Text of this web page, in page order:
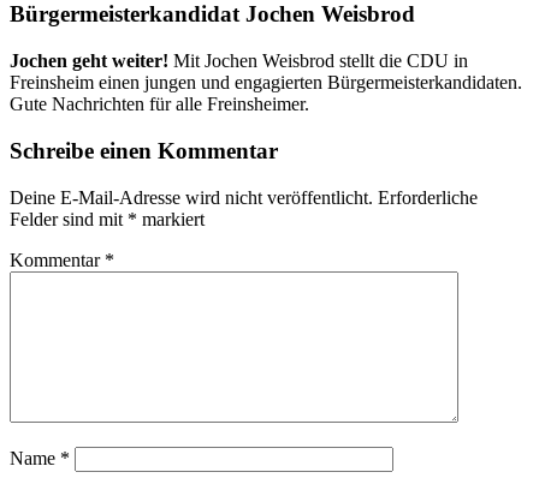
Bürgermeisterkandidat Jochen Weisbrod
Jochen geht weiter! Mit Jochen Weisbrod stellt die CDU in
Freinsheim einen jungen und engagierten Bürgermeisterkandidaten.
Gute Nachrichten für alle Freinsheimer.
Schreibe einen Kommentar
Deine E-Mail-Adresse wird nicht veröffentlicht. Erforderliche
Felder sind mit * markiert
Kommentar *
Name *